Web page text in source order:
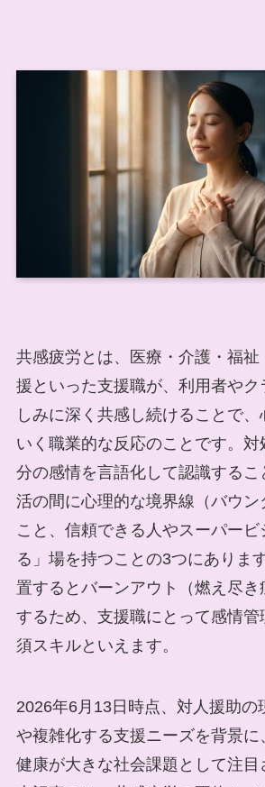
共感疲労とは、医療・介護・福祉
援といった支援職が、利用者や
しみに深く共感し続けることで
いく職業的な反応のことです。対
分の感情を言語化して認識するこ
活の間に心理的な境界線（バウン
こと、信頼できる人やスーパー
る」場を持つことの3つにありま
置するとバーンアウト（燃え尽
するため、支援職にとって感情
須スキルといえます。
2026年6月13日時点、対人援助の
や複雑化する支援ニーズを背景
健康が大きな社会課題として注目